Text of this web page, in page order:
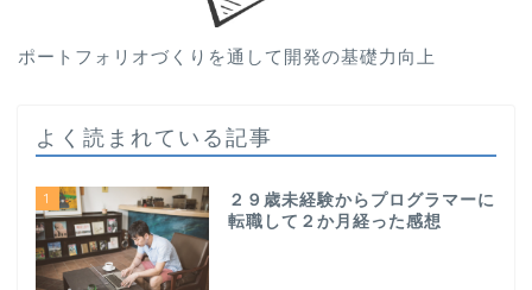
ポートフォリオづくりを通して開発の基礎力向上
よく読まれている記事
1
２９歳未経験からプログラマーに
転職して２か月経った感想